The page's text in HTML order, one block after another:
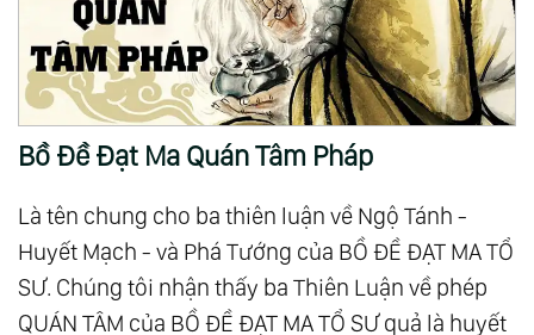
Bồ Đề Đạt Ma Quán Tâm Pháp
Là tên chung cho ba thiên luận về Ngộ Tánh -
Huyết Mạch - và Phá Tướng của BỒ ĐỀ ĐẠT MA TỔ
SƯ. Chúng tôi nhận thấy ba Thiên Luận về phép
QUÁN TÂM của BỒ ĐỀ ĐẠT MA TỔ SƯ quả là huyết